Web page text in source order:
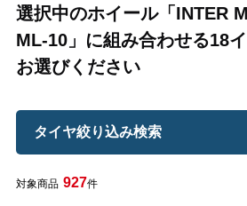
選択中のホイール「INTER
ML-10」に組み合わせる18
お選びください
タイヤ絞り込み検索
対象商品 927件